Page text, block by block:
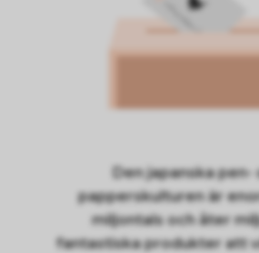
Den japanska pen-
papperskulturen är
miljontals och åter
fantastiska produkter att